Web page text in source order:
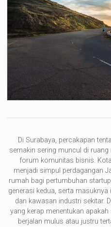
Di Surabaya, percakapan
semakin sering muncul di
forum komunitas bisnis.
menjadi simpul perdagangan
rumah bagi pertumbuhan
generasi kedua, serta
dan kawasan industri sekitar.
yang kerap menentukan
berjalan mulus atau justru